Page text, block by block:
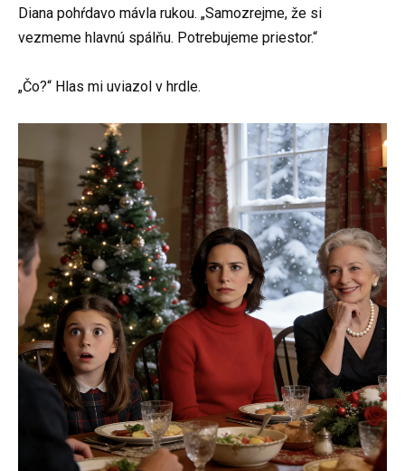
Diana pohŕdavo mávla rukou. „Samozrejme, že si
vezmeme hlavnú spálňu. Potrebujeme priestor.“
„Čo?“ Hlas mi uviazol v hrdle.